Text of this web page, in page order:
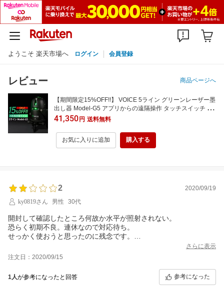
ようこそ 楽天市場へ ログイン 会員登録
レビュー 商品ページへ
【期間限定15%OFF!!】 VOICE 5ライン グリーンレーザー墨
出し器 Model-G5 アプリからの遠隔操作 タッチスイッチ メ
ーカー1年保証 アフターメンテナンスも充実 4方向大矩ライ
ン照射モデル 墨出器 墨出し 墨だし器 墨出し機 墨だし機 レ
ーザーレベル レーザー水平器
41,350円 送料無料
お気に入りに追加 購入する
2
2020/09/19
ky0819さん
男性 30代
開封して確認したところ何故か水平が照射されない。
恐らく初期不良。連休なので対応待ち。
せっかく使おうと思ったのに残念です。
1番は収納ケースがデカすぎ。これはちょっと酷い。
マジでデカいです。タジマのブルーレーザーの2倍位のサイズで
さらに表示
注文日：2020/09/15
1人が参考になったと回答 参考になった